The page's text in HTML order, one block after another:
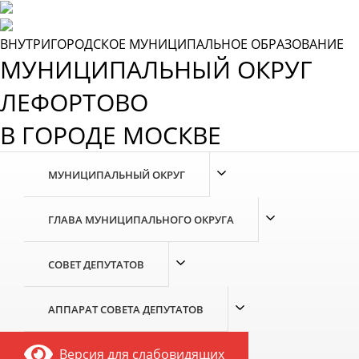
Skip
to
the
content
ВНУТРИГОРОДСКОЕ МУНИЦИПАЛЬНОЕ ОБРАЗОВАНИЕ
МУНИЦИПАЛЬНЫЙ ОКРУГ
ЛЕФОРТОВО
В ГОРОДЕ МОСКВЕ
МУНИЦИПАЛЬНЫЙ ОКРУГ
ГЛАВА МУНИЦИПАЛЬНОГО ОКРУГА
СОВЕТ ДЕПУТАТОВ
АППАРАТ СОВЕТА ДЕПУТАТОВ
Версия для слабовидящих